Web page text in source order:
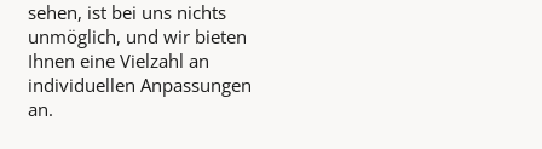
sehen, ist bei uns nichts
unmöglich, und wir bieten
Ihnen eine Vielzahl an
individuellen Anpassungen
an.